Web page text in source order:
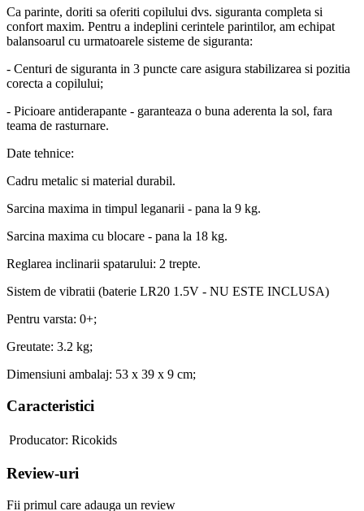
Ca parinte, doriti sa oferiti copilului dvs. siguranta completa si
confort maxim. Pentru a indeplini cerintele parintilor, am echipat
balansoarul cu urmatoarele sisteme de siguranta:
- Centuri de siguranta in 3 puncte care asigura stabilizarea si pozitia
corecta a copilului;
- Picioare antiderapante - garanteaza o buna aderenta la sol, fara
teama de rasturnare.
Date tehnice:
Cadru metalic si material durabil.
Sarcina maxima in timpul leganarii - pana la 9 kg.
Sarcina maxima cu blocare - pana la 18 kg.
Reglarea inclinarii spatarului: 2 trepte.
Sistem de vibratii (baterie LR20 1.5V - NU ESTE INCLUSA)
Pentru varsta: 0+;
Greutate: 3.2 kg;
Dimensiuni ambalaj: 53 x 39 x 9 cm;
Caracteristici
Producator: Ricokids
Review-uri
Fii primul care adauga un review